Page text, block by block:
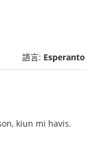
語言: Esperanto
kiun mi havis.